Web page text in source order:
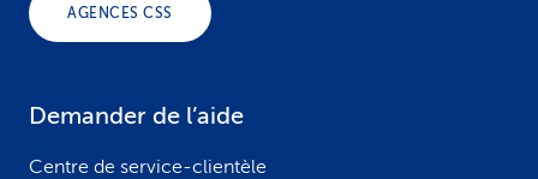
AGENCES CSS
Demander de l’aide
Centre de service-clientèle